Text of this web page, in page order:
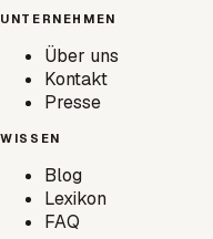
UNTERNEHMEN
Über uns
Kontakt
Presse
WISSEN
Blog
Lexikon
FAQ